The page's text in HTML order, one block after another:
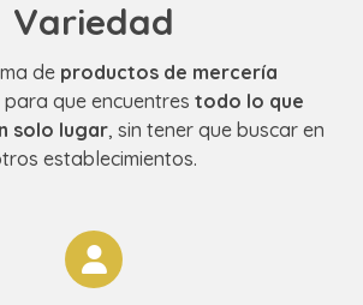
Variedad
deproductos de mercería
que encuentres todo lo que
solo lugar, sin tener que buscar en
establecimientos.